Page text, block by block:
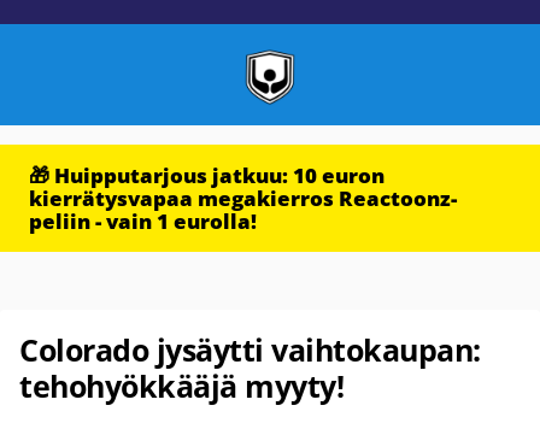
🎁 Huipputarjous jatkuu: 10 euron
kierrätysvapaa megakierros Reactoonz-
peliin - vain 1 eurolla!
Colorado jysäytti vaihtokaupan:
tehohyökkääjä myyty!